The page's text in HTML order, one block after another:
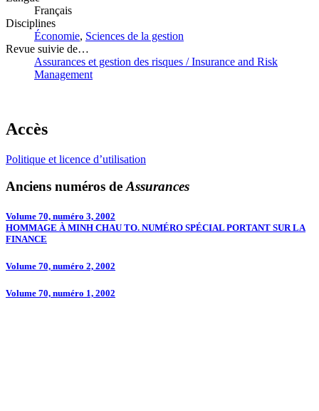
Français
Disciplines
Économie, Sciences de la gestion
Revue suivie de…
Assurances et gestion des risques / Insurance and Risk
Management
Accès
Politique et licence d’utilisation
Anciens numéros deAssurances
Volume 70, numéro 3, 2002
HOMMAGE À MINH CHAU TO. NUMÉRO SPÉCIAL PORTANT SUR LA
FINANCE
Volume 70, numéro 2, 2002
Volume 70, numéro 1, 2002